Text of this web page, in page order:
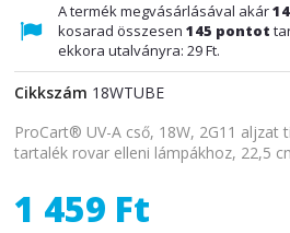
A termék megvásárlásával akár
kosarad összesen 145 pontot
ekkora utalványra: 29 Ft.
Cikkszám 18WTUBE
ProCart® UV-A cső, 18W, 2G11 aljzat
tartalék rovar elleni lámpákhoz, 22,5
1 459 Ft